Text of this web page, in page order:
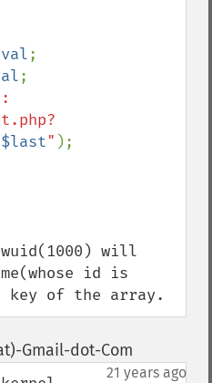
;
;
$last" );
will
id is
of the array.
Gmail-dot-Com
21 years ago